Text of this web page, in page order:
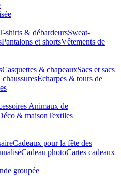
shirts & débardeursSweat-
Pantalons et shortsVêtements de
Casquettes & chapeauxSacs et sacs
Écharpes & tours de
Animaux de
& maisonTextiles
Cadeaux pour la fête des
Cadeau photoCartes cadeaux
groupée